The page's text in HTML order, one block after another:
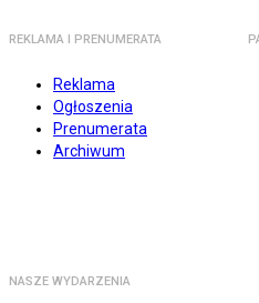
REKLAMA I PRENUMERATA
Reklama
Ogłoszenia
Prenumerata
Archiwum
NASZE WYDARZENIA